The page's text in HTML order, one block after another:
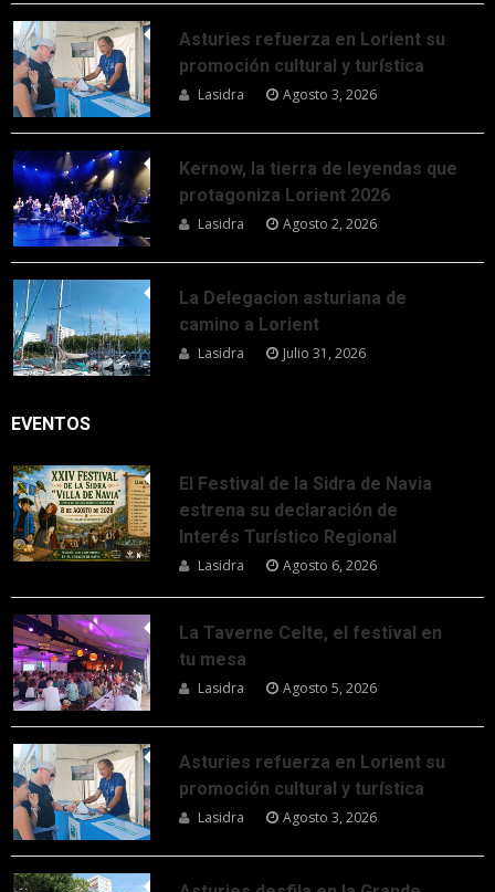
Asturies refuerza en Lorient su
promoción cultural y turística
Lasidra Agosto 3, 2026
Kernow, la tierra de leyendas que
protagoniza Lorient 2026
Lasidra Agosto 2, 2026
La Delegacion asturiana de
camino a Lorient
Lasidra Julio 31, 2026
EVENTOS
El Festival de la Sidra de Navia
estrena su declaración de
Interés Turístico Regional
Lasidra Agosto 6, 2026
La Taverne Celte, el festival en
tu mesa
Lasidra Agosto 5, 2026
Asturies refuerza en Lorient su
promoción cultural y turística
Lasidra Agosto 3, 2026